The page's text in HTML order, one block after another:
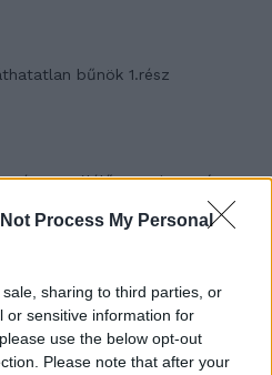
Not Process My Personal
sharing to third parties, or
or sensitive information for
use the below opt-out
Please note that after your
bűnök 1.rész
a túlélő Franciaország